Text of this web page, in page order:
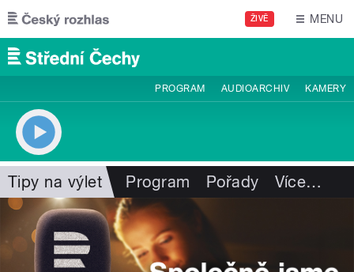
Přejít k hlavnímu obsahu
ŽIVĚ MENU
PROGRAM AUDIOARCHIV KAMERY
Tipy na výlet Program Pořady Více…